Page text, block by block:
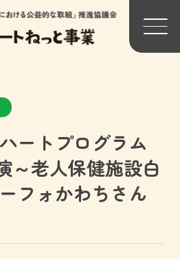
景色変更
関連団体リンク一覧
ートプログラム
～老人保健施設白
フォかわちさん